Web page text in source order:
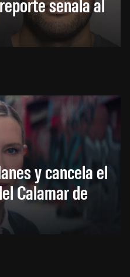
y cancela el
Calamar de